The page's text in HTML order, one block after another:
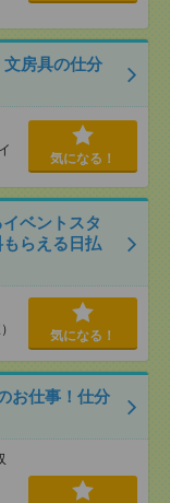
文房具の仕分
気になる！
ベントスタ
らえる日払
気になる！
お仕事！仕分